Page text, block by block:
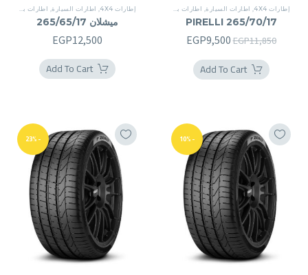
إطارات 4X4 , اطارات السيارة, اطارات بريمير اطارات بريمير
PIRELLI 265/70/17
EGP11,850
السعر
الأصلي
هو:
EGP9,500
Add To Cart
إطارات 4X4 , اطارات السيارة, اطارات بريمير
ميشلان 265/65/17
EGP12,500
Add To Cart
-10%
-23%